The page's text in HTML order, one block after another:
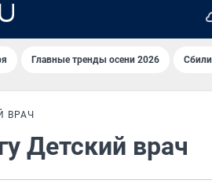
Главные тренды осени 2026
ВРАЧ
Детский врач